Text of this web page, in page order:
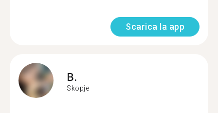
Scarica la app
B.
Skopje